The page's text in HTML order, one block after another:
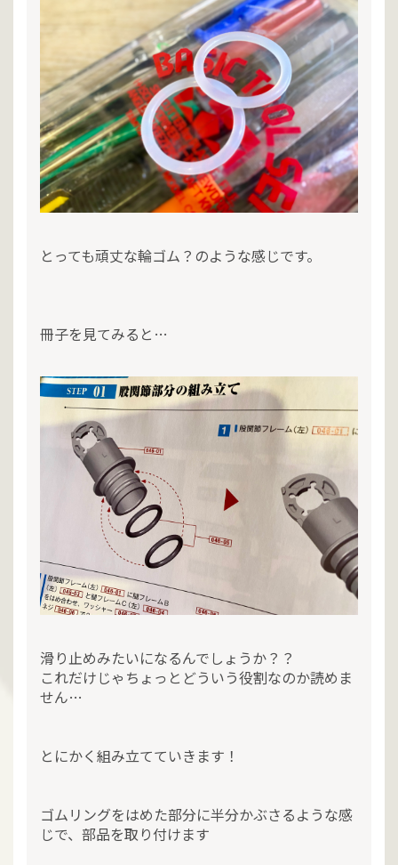
とっても頑丈な輪ゴム？のような感じです。
冊子を見てみると…
滑り止めみたいになるんでしょうか？？
これだけじゃちょっとどういう役割なのか読めま
せん…
とにかく組み立てていきます！
ゴムリングをはめた部分に半分かぶさるような感
じで、部品を取り付けます